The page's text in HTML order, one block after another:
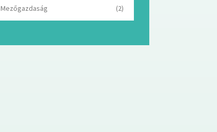
Mezőgazdaság (2)